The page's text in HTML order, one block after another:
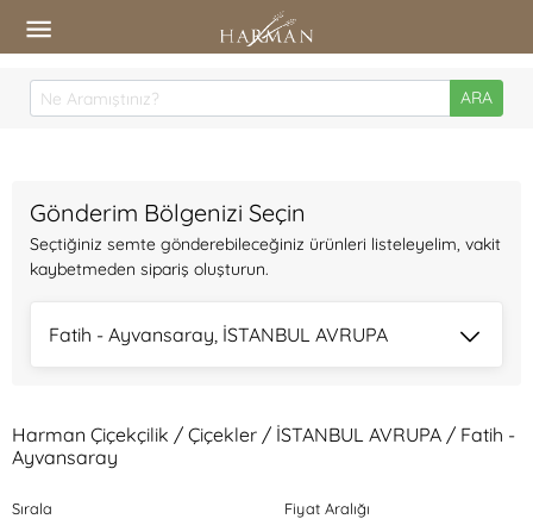
ARA
Gönderim Bölgenizi Seçin
Seçtiğiniz semte gönderebileceğiniz ürünleri listeleyelim, vakit
kaybetmeden sipariş oluşturun.
Fatih - Ayvansaray, İSTANBUL AVRUPA
Harman Çiçekçilik / Çiçekler / İSTANBUL AVRUPA / Fatih -
Ayvansaray
Sırala Fiyat Aralığı